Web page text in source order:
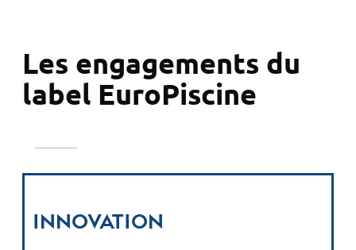
Les engagements du
label EuroPiscine
Innovation